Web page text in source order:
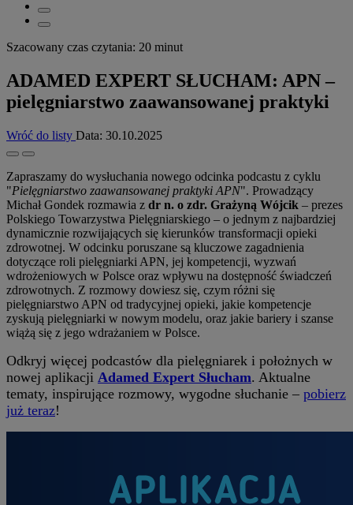
Szacowany czas czytania: 20 minut
ADAMED EXPERT SŁUCHAM: APN –
pielęgniarstwo zaawansowanej praktyki
Wróć do listy Data: 30.10.2025
Zapraszamy do wysłuchania nowego odcinka podcastu z cyklu
"Pielęgniarstwo zaawansowanej praktyki APN". Prowadzący
Michał Gondek rozmawia z dr n. o zdr. Grażyną Wójcik – prezes
Polskiego Towarzystwa Pielęgniarskiego – o jednym z najbardziej
dynamicznie rozwijających się kierunków transformacji opieki
zdrowotnej. W odcinku poruszane są kluczowe zagadnienia
dotyczące roli pielęgniarki APN, jej kompetencji, wyzwań
wdrożeniowych w Polsce oraz wpływu na dostępność świadczeń
zdrowotnych. Z rozmowy dowiesz się, czym różni się
pielęgniarstwo APN od tradycyjnej opieki, jakie kompetencje
zyskują pielęgniarki w nowym modelu, oraz jakie bariery i szanse
wiążą się z jego wdrażaniem w Polsce.
Odkryj więcej podcastów dla pielęgniarek i położnych w
nowej aplikacji Adamed Expert Słucham. Aktualne
tematy, inspirujące rozmowy, wygodne słuchanie – pobierz
już teraz!